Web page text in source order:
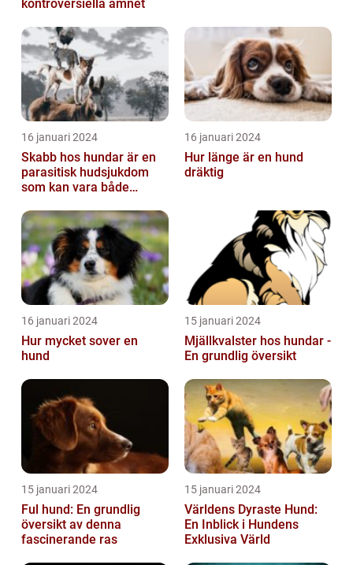
kontroversiella ämnet
16 januari 2024
Skabb hos hundar är en
parasitisk hudsjukdom
som kan vara både
för våra fy...
16 januari 2024
Hur länge är en hund
dräktig
16 januari 2024
Hur mycket sover en
hund
15 januari 2024
Mjällkvalster hos hundar -
En grundlig översikt
15 januari 2024
Ful hund: En grundlig
översikt av denna
fascinerande ras
15 januari 2024
Världens Dyraste Hund:
En Inblick i Hundens
Exklusiva Värld